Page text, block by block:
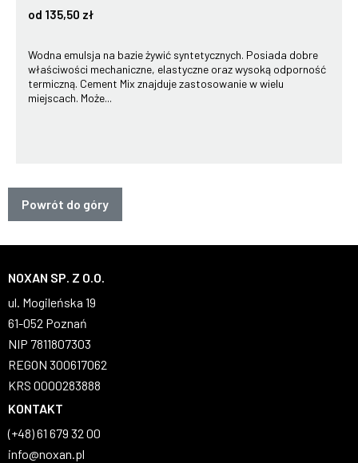
od 135,50 zł
Wodna emulsja na bazie żywić syntetycznych. Posiada dobre
właściwości mechaniczne, elastyczne oraz wysoką odporność
termiczną. Cement Mix znajduje zastosowanie w wielu
miejscach. Może...
Powrót do góry
NOXAN SP. Z O.O.
ul. Mogileńska 19
61-052 Poznań
NIP 7811807303
REGON 300617062
KRS 0000283888
KONTAKT
(+48) 61 679 32 00
info@noxan.pl